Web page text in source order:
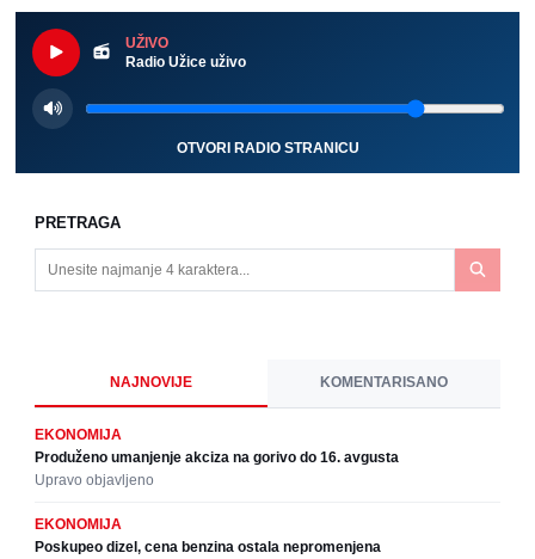
UŽIVO
Radio Užice uživo
OTVORI RADIO STRANICU
PRETRAGA
NAJNOVIJE KOMENTARISANO
EKONOMIJA
Produženo umanjenje akciza na gorivo do 16. avgusta
Upravo objavljeno
EKONOMIJA
Poskupeo dizel, cena benzina ostala nepromenjena